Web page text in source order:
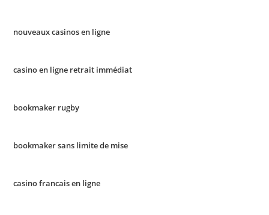
nouveaux casinos en ligne
casino en ligne retrait immédiat
bookmaker rugby
bookmaker sans limite de mise
casino francais en ligne